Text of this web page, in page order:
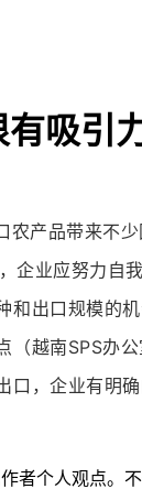
吸引
产品带来不
业应努力
出口规模
越南SPS
，企业有明
个人观点。